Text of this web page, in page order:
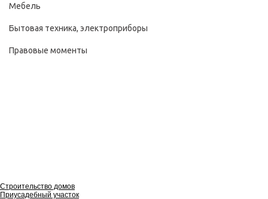
Мебель
Бытовая техника, электроприборы
Правовые моменты
Строительство домов
Приусадебный участок